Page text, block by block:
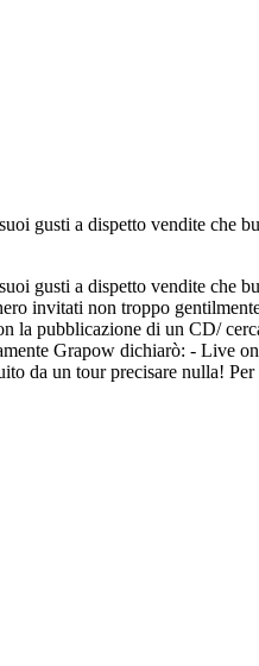
gusti a dispetto vendite che
gusti a dispetto vendite che
invitati non troppo
la pubblicazione di un CD/
Grapow dichiarò: - Live
da un tour precisare nulla!